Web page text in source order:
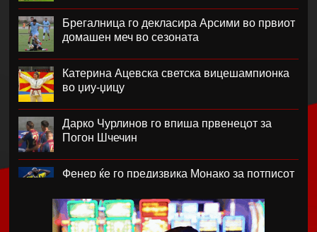
Брегалница го декласира Арсими во првиот
домашен меч во сезоната
Катерина Ацевска светска вицешампионка
во џиу-џицу
Дарко Чурлинов го впиша првенецот за
Погон Шчечин
Фенер ќе го предизвика Монако за потписот
Челзи убедливо го надигра Милан во